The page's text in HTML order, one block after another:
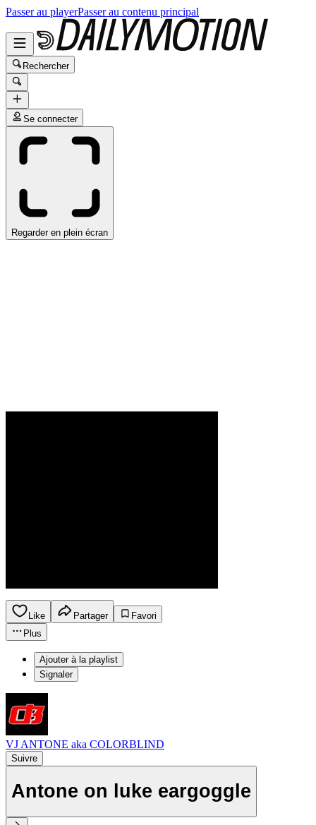
Passer au playerPasser au contenu principal
Rechercher
Se connecter
Regarder en plein écran
Like Partager
Favori
Plus
Ajouter à la playlist
Signaler
VJ ANTONE aka COLORBLIND
Suivre
Antone on luke eargoggle